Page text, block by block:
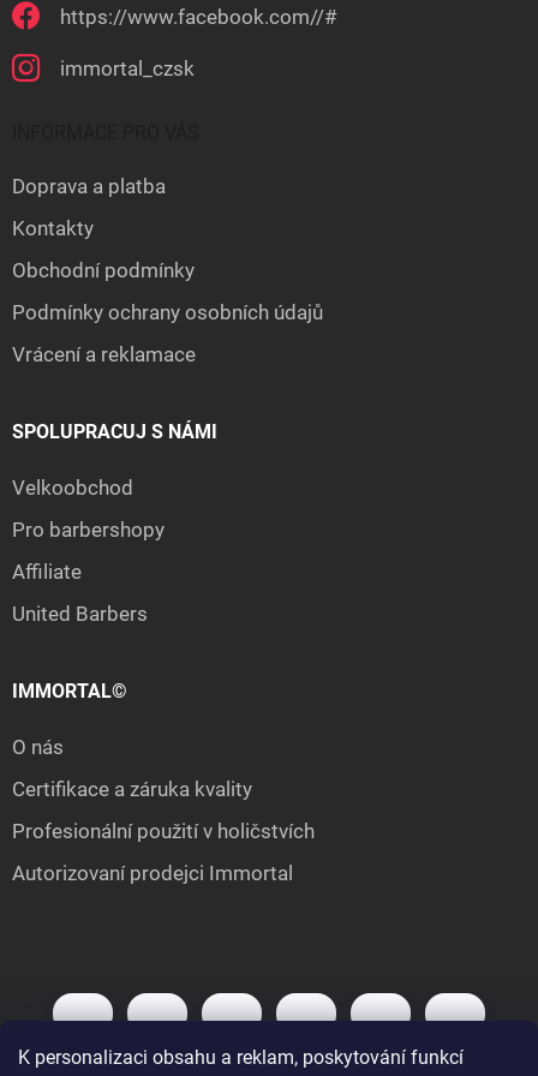
K personalizaci obsahu a reklam, poskytování funkcí
https://www.facebook.com//#
immortal_czsk
Doprava a platba
Kontakty
Obchodní podmínky
Podmínky ochrany osobních údajů
Vrácení a reklamace
SPOLUPRACUJ S NÁMI
Velkoobchod
Pro barbershopy
Affiliate
United Barbers
IMMORTAL©
O nás
Certifikace a záruka kvality
Profesionální použití v holičstvích
Autorizovaní prodejci Immortal